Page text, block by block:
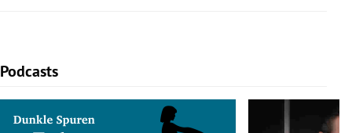
Podcasts
Slide 1 von 4